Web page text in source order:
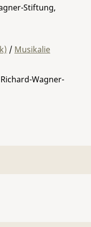
Stiftung,
/ Musikalie
Wagner-